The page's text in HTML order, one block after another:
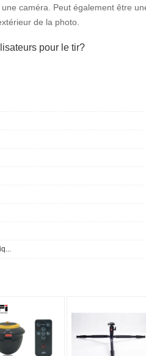
caméra.
Peut également être
de la photo.
pour le tir?